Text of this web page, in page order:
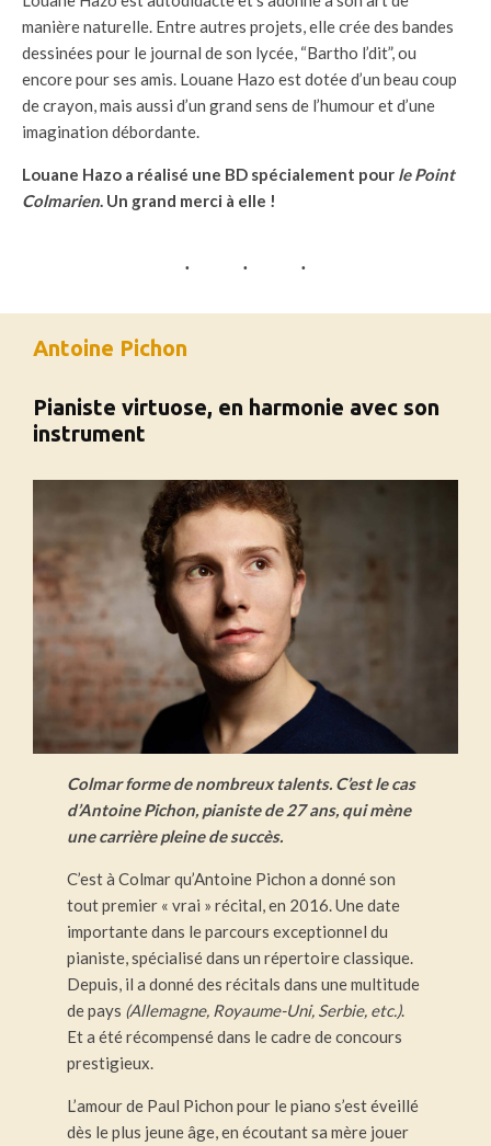
manière naturelle. Entre autres projets, elle crée des bandes
dessinées pour le journal de son lycée, “Bartho l’dit”, ou
encore pour ses amis. Louane Hazo est dotée d’un beau coup
de crayon, mais aussi d’un grand sens de l’humour et d’une
imagination débordante.
Louane Hazo a réalisé une BD spécialement pour le Point
Colmarien. Un grand merci à elle !
Antoine Pichon
Pianiste virtuose, en harmonie avec son
instrument
Colmar forme de nombreux talents. C’est le cas
d’Antoine Pichon, pianiste de 27 ans, qui mène
une carrière pleine de succès.
C’est à Colmar qu’Antoine Pichon a donné son
tout premier « vrai » récital, en 2016. Une date
importante dans le parcours exceptionnel du
pianiste, spécialisé dans un répertoire classique.
Depuis, il a donné des récitals dans une multitude
de pays (Allemagne, Royaume-Uni, Serbie, etc.).
Et a été récompensé dans le cadre de concours
prestigieux.
L’amour de Paul Pichon pour le piano s’est éveillé
dès le plus jeune âge, en écoutant sa mère jouer